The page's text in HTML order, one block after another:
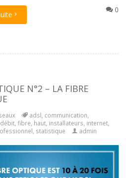
0
N°2 – LA FIBRE
adsl, communication,
débit, fibre, haut, installateurs, internet,
, statistique admin